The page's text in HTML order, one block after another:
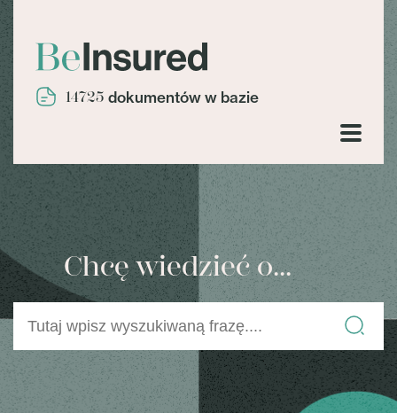
14725 dokumentów w bazie
Chcę wiedzieć o...